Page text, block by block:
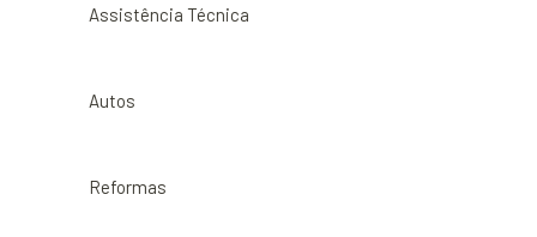
Assistência Técnica
Autos
Reformas